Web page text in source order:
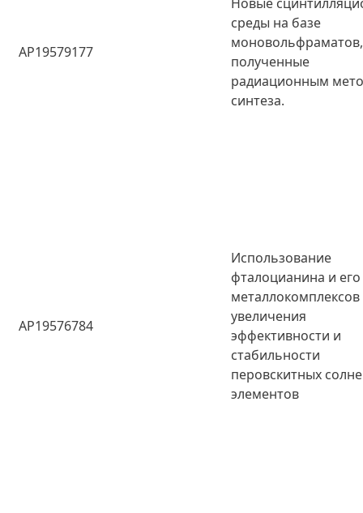
AP19579177
среды на базе
моновольфраматов,
полученные
радиационным
синтеза.
AP19576784
Использование
фталоцианина и его
металлокомплексов
увеличения
эффективности и
стабильности
перовскитных
элементов